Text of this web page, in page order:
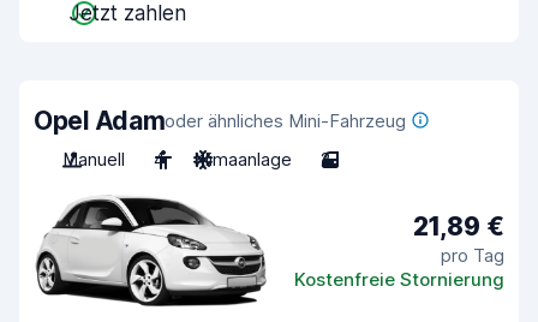
Jetzt zahlen
Opel Adamoder ähnliches Mini-Fahrzeug
Manuell
4 Klimaanlage 2
21,89 €
pro Tag
Kostenfreie Stornierung